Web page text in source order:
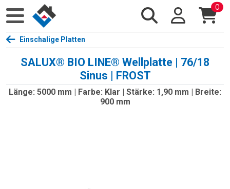
0
Einschalige Platten
SALUX® BIO LINE® Wellplatte | 76/18
Sinus | FROST
Länge: 5000 mm | Farbe: Klar | Stärke: 1,90 mm | Breite:
900 mm